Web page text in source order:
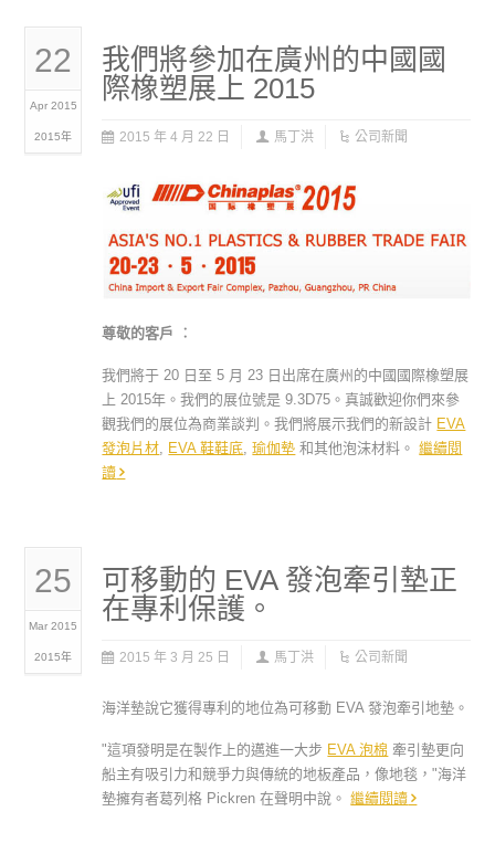
22
Apr 2015
2015年
我們將參加在廣州的中國國
際橡塑展上 2015
2015 年 4 月 22 日 馬丁洪 公司新聞
尊敬的客戶 ︰
我們將于 20 日至 5 月 23 日出席在廣州的中國國際橡塑展
上 2015年。我們的展位號是 9.3D75。真誠歡迎你們來參
觀我們的展位為商業談判。我們將展示我們的新設計 EVA
發泡片材, EVA 鞋鞋底,瑜伽墊 和其他泡沫材料。繼續閱
讀
25
Mar 2015
2015年
可移動的 EVA 發泡牽引墊正
在專利保護。
2015 年 3 月 25 日 馬丁洪 公司新聞
海洋墊說它獲得專利的地位為可移動 EVA 發泡牽引地墊。
"這項發明是在製作上的邁進一大步 EVA 泡棉 牽引墊更向
船主有吸引力和競爭力與傳統的地板產品，像地毯，"海洋
墊擁有者葛列格 Pickren 在聲明中說。繼續閱讀